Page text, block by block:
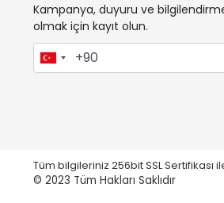
Kampanya, duyuru ve
olmak için kayıt olun.
Tüm bilgileriniz 256bit SSL Sertifikası
© 2023 Tüm Hakları Saklıdır